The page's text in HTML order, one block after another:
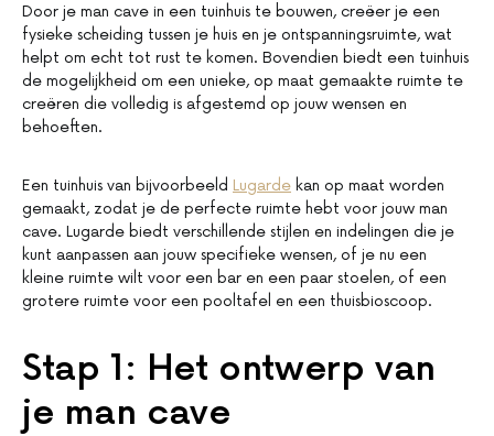
Door je man cave in een tuinhuis te bouwen, creëer je een
fysieke scheiding tussen je huis en je ontspanningsruimte, wat
helpt om echt tot rust te komen. Bovendien biedt een tuinhuis
de mogelijkheid om een unieke, op maat gemaakte ruimte te
creëren die volledig is afgestemd op jouw wensen en
behoeften.
Een tuinhuis van bijvoorbeeld Lugarde kan op maat worden
gemaakt, zodat je de perfecte ruimte hebt voor jouw man
cave. Lugarde biedt verschillende stijlen en indelingen die je
kunt aanpassen aan jouw specifieke wensen, of je nu een
kleine ruimte wilt voor een bar en een paar stoelen, of een
grotere ruimte voor een pooltafel en een thuisbioscoop.
Stap 1: Het ontwerp van
je man cave